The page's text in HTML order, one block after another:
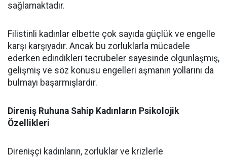
sağlamaktadır.
Filistinli kadınlar elbette çok sayıda güçlük ve engelle
karşı karşıyadır. Ancak bu zorluklarla mücadele
ederken edindikleri tecrübeler sayesinde olgunlaşmış,
gelişmiş ve söz konusu engelleri aşmanın yollarını da
bulmayı başarmışlardır.
Direniş Ruhuna Sahip Kadınların Psikolojik
Özellikleri
Direnişçi kadınların, zorluklar ve krizlerle